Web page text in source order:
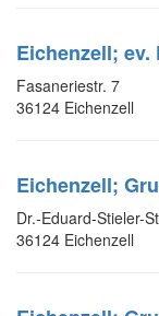
Eichenzell; ev.
Fasaneriestr. 7
36124 Eichenzell
Eichenzell;
Dr.-Eduard-Stieler-
36124 Eichenzell